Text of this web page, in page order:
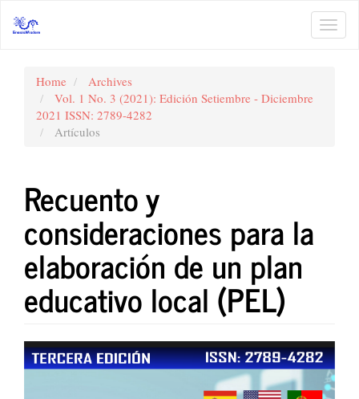
Navigation
Sidebar
Home
Archives
Vol. 1 No. 3 (2021): Edición Setiembre - Diciembre
2021 ISSN: 2789-4282
Artículos
Recuento y
consideraciones para la
elaboración de un plan
educativo local (PEL)
Article
Sidebar